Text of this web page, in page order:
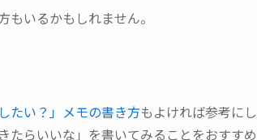
もいるかもしれません。
たい？」メモの書き方もよければ参考にし
たらいいな」を書いてみることをおすすめ